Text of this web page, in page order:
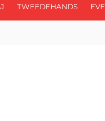
TWEEDEHANDS